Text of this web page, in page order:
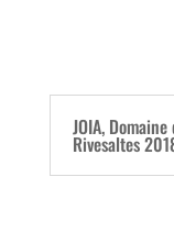
JOIA,
Rivesaltes